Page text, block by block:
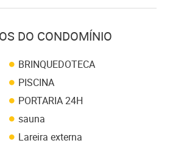
DO CONDOMÍNIO
BRINQUEDOTECA
PISCINA
PORTARIA 24H
sauna
Lareira externa